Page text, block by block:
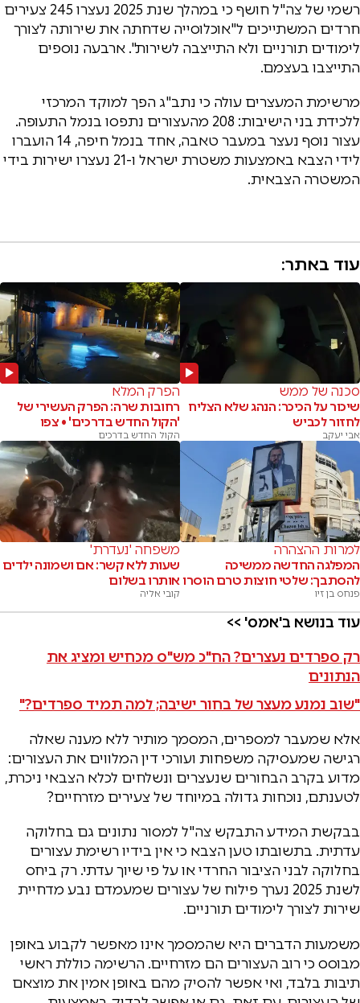
רשמי של צה"ל חושף כי במהלך שנת 2025 נעצרו 245 צעירים
חרדים המשתייכים ל"אוכלוסייה שדחתה את שירותה לצורך
לימודים תורניים ולא התייצבה לשירות". ארבעה נוספים
התייצבו בעצמם.
מרשימת המעצרים עולה כי נתב"ג הפך למוקד המרכזי
ללכידת בני הישיבות: 208 מהעצורים נתפסו בנמל התעופה.
עצור נוסף נעצר במעבר טאבה, אחד בנמל חיפה, 14 הועברו
לידי הצבא באמצעות משטרת ישראל ו-21 נעצרו ישירות בידי
המשטרה הצבאית.
עוד באתר:
סכנה של ממש
שיכור על הכיכר: הנהג שלא הצליח
לחזור לכביש
אבי יעקב
הפרק המלא
רחובות שרה: הפרק העשירי של
'הקול החדש בדרכים' • צפו
הקול החדש בדרכים
למרות ההצהרה
המפלגה החדשה ממשיכה
להסתבך: שלטי חוצות טרם הוסרו
פנחס בן זיו
משפחה 'נעדרת'
שעות ללא קשר: אם ושמונה ילדים
אותרו בשלום
קובי אליה
עוד בנושא ב'אמס' >>
רק ספרדים נעצרים? הח"כ מש"ס מכחיש ומציג את
הנתונים
"שוב נמנע מעצר של בחור ישיבה; למה תמיד ספרדים?"
אלא שמעבר למספרים, המסמך מותיר ללא מענה שאלה
רגישה שמעסיקה משפחות ועורכי דין המלווים את העצורים:
מדוע בקרב הבחורים שנעצרים ונשלחים לכלא הצבאי ניכרת,
לטענתם, נוכחות גדולה במיוחד של צעירים מזרחיים?
בבקשת המידע התבקש צה"ל למסור נתונים גם בחלוקה
עדתית. בתשובתו טען הצבא כי אין בידיו רשימת עצורים
בחלוקה לבני הציבור החרדי או על פי שיוך עדתי. רק ביחס
לשנת 2025 נערך פילוח של עצורים שמעמדם נבע מדחיית
שירות לצורך לימודים תורניים.
משמעות הדברים היא שהמסמך אינו מאפשר לקבוע באופן
מבוסס כי רוב העצורים הם מזרחיים. הרשימה כוללת ראשי
תיבות בלבד, ואי אפשר להסיק מהם באופן אמין את מוצאם